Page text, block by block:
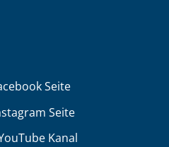
Seite
Seite
Kanal